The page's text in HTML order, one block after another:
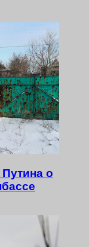
о